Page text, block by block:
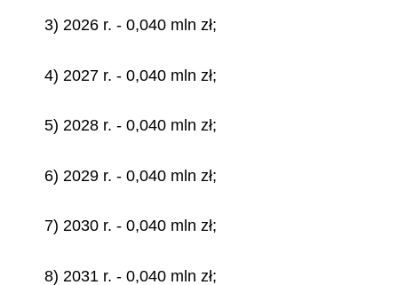
3) 2026 r. - 0,040 mln zł;
4) 2027 r. - 0,040 mln zł;
5) 2028 r. - 0,040 mln zł;
6) 2029 r. - 0,040 mln zł;
7) 2030 r. - 0,040 mln zł;
8) 2031 r. - 0,040 mln zł;